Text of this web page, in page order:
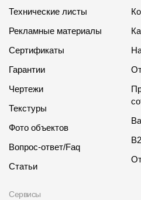
Технические листы
Рекламные материалы
Сертификаты
Гарантии
Чертежи
Текстуры
Фото объектов
Вопрос-ответ/Faq
Статьи
Сервисы